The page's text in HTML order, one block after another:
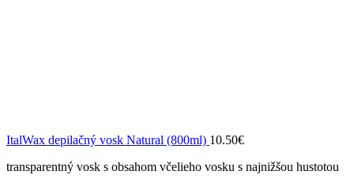
ItalWax depilačný vosk Natural (800ml) 10.50€
transparentný vosk s obsahom včelieho vosku s najnižšou hustotou